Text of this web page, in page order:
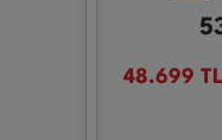
48.699TL